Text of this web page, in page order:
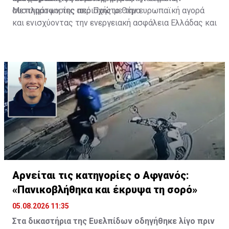
συστημάτων της περιοχής με την ευρωπαϊκή αγορά
και ενισχύοντας την ενεργειακή ασφάλεια Ελλάδας και
Με πληροφορίες από Πρώτο Θέμα
Αρνείται τις κατηγορίες ο Αφγανός:
«Πανικοβλήθηκα και έκρυψα τη σορό»
05.08.2026 11:35
Στα δικαστήρια της Ευελπίδων οδηγήθηκε λίγο πριν